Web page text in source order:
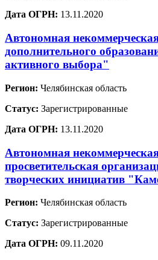
Дата ОГРН: 13.11.2020
Автономная
дополнительного
активного выбора"
Регион: Челябинская область
Статус: Зарегистрированные
Дата ОГРН: 13.11.2020
Автономная
просветительская
творческих инициатив
Регион: Челябинская область
Статус: Зарегистрированные
Дата ОГРН: 09.11.2020